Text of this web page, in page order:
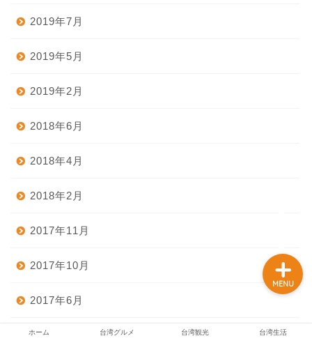
2019年7月
2019年5月
2019年2月
2018年6月
2018年4月
2018年2月
2017年11月
2017年10月
2017年6月
2017年2月
ホーム 台湾グルメ 台湾観光 台湾生活
MENU